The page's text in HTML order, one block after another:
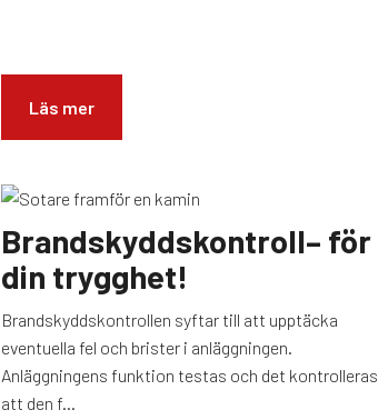
Läs mer
Brandskyddskontroll– för
din trygghet!
Brandskyddskontrollen syftar till att upptäcka
eventuella fel och brister i anläggningen.
Anläggningens funktion testas och det kontrolleras
att den f...